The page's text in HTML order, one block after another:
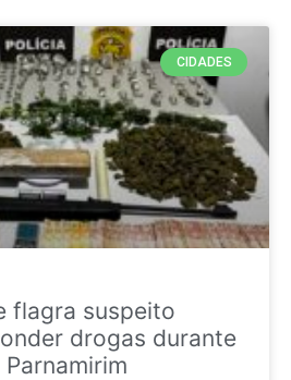
CIDADES
flagra suspeito
drogas durante